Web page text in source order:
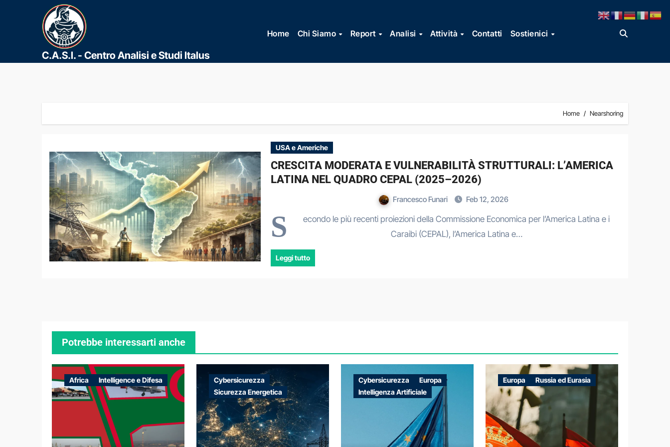
contenuto
C.A.S.I. - Centro Analisi e Studi Italus
Home Chi Siamo Report Analisi Attività Contatti Sostienici
Home Nearshoring
USA e Americhe
CRESCITA MODERATA E VULNERABILITÀ STRUTTURALI: L’AMERICA
LATINA NEL QUADRO CEPAL (2025–2026)
Francesco Funari Feb 12, 2026
S
econdo le più recenti proiezioni della Commissione Economica per l’America Latina e i
Caraibi (CEPAL), l’America Latina e…
Leggi tutto
Potrebbe interessarti anche
Africa Intelligence e Difesa
Cybersicurezza
Sicurezza Energetica
Cybersicurezza
Europa
Intelligenza Artificiale
Europa Russia ed Eurasia